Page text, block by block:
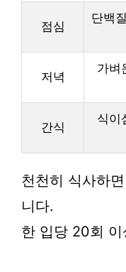
점심
단백
저녁
가벼
간식
식이
천천히 식사하
니다.
한 입당 20회 이